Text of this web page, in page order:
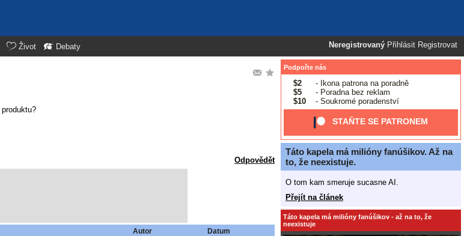
Neregistrovaný Přihlásit Registrovat
Život Debaty
produktu?
Odpovědět
Autor Datum
Podpořte nás
$2
- Ikona patrona na poradně
$5
- Poradna bez reklam
$10
- Soukromé poradenství
STAŇTE SE PATRONEM
Táto kapela má milióny fanúšikov. Až na
to, že neexistuje.
O tom kam smeruje sucasne AI.
Přejít na článek
Táto kapela má milióny fanúšikov - až na to, že
neexistuje